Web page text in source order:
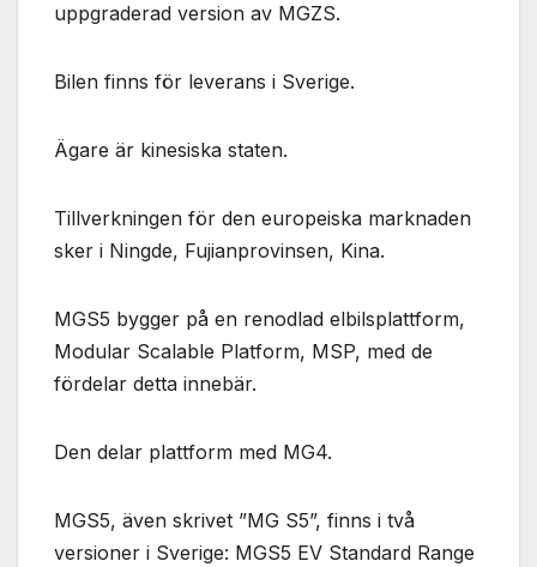
uppgraderad version av MGZS.
Bilen finns för leverans i Sverige.
Ägare är kinesiska staten.
Tillverkningen för den europeiska marknaden
sker i Ningde, Fujianprovinsen, Kina.
MGS5 bygger på en renodlad elbilsplattform,
Modular Scalable Platform, MSP, med de
fördelar detta innebär.
Den delar plattform med MG4.
MGS5, även skrivet ”MG S5”, finns i två
versioner i Sverige: MGS5 EV Standard Range